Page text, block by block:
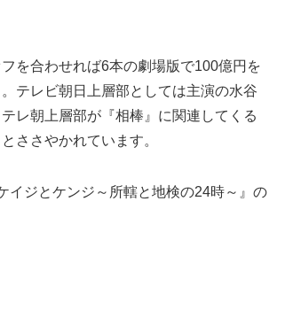
を合わせれば6本の劇場版で100億円を
テレビ朝日上層部としては主演の水谷
レ朝上層部が『相棒』に関連してくる
ささやかれています。
ジとケンジ～所轄と地検の24時～』の